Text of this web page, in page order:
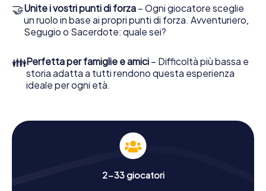
🤝Unite i vostri punti di forza – Ogni giocatore sceglie
un ruolo in base ai propri punti di forza. Avventuriero,
Segugio o Sacerdote: quale sei?
👪Perfetta per famiglie e amici – Difficoltà più bassa e
storia adatta a tutti rendono questa esperienza
ideale per ogni età.
2-33 giocatori